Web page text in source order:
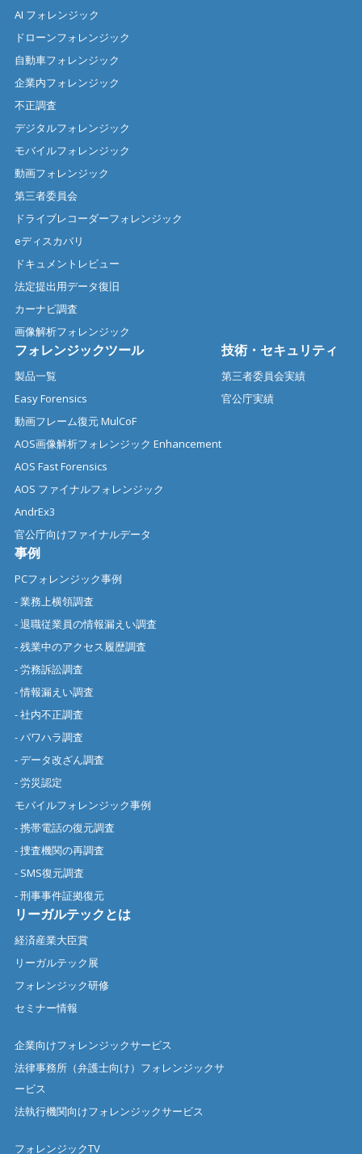
AI フォレンジック
ドローンフォレンジック
自動車フォレンジック
企業内フォレンジック
不正調査
デジタルフォレンジック
モバイルフォレンジック
動画フォレンジック
第三者委員会
ドライブレコーダーフォレンジック
eディスカバリ
ドキュメントレビュー
法定提出用データ復旧
カーナビ調査
画像解析フォレンジック
フォレンジックツール
製品一覧
Easy Forensics
動画フレーム復元 MulCoF
AOS画像解析フォレンジック Enhancement
AOS Fast Forensics
AOS ファイナルフォレンジック
AndrEx3
官公庁向けファイナルデータ
技術・セキュリティ
第三者委員会実績
官公庁実績
事例
PCフォレンジック事例
- 業務上横領調査
- 退職従業員の情報漏えい調査
- 残業中のアクセス履歴調査
- 労務訴訟調査
- 情報漏えい調査
- 社内不正調査
- パワハラ調査
- データ改ざん調査
- 労災認定
モバイルフォレンジック事例
- 携帯電話の復元調査
- 捜査機関の再調査
- SMS復元調査
- 刑事事件証拠復元
リーガルテックとは
経済産業大臣賞
リーガルテック展
フォレンジック研修
セミナー情報
企業向けフォレンジックサービス
法律事務所（弁護士向け）フォレンジックサ
ービス
法執行機関向けフォレンジックサービス
フォレンジックTV